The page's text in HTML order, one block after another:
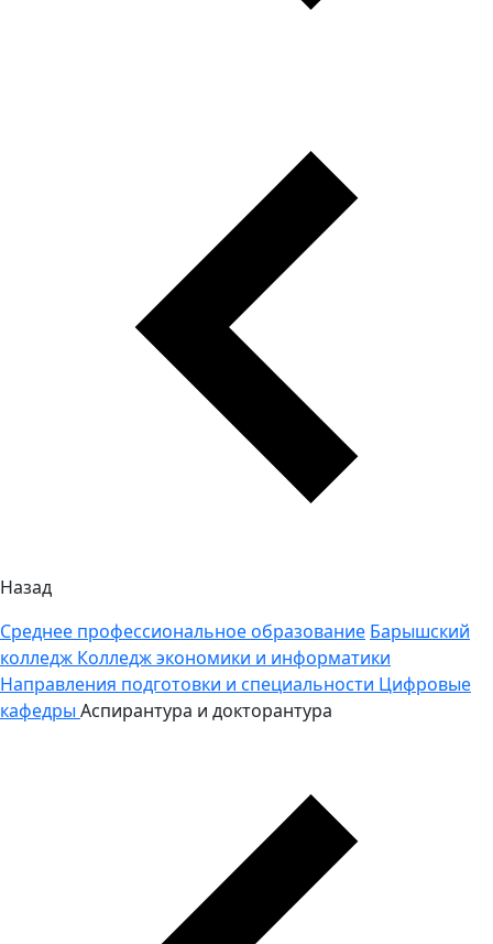
Назад
Среднее профессиональное образование Барышский
колледж Колледж экономики и информатики
Направления подготовки и специальности Цифровые
кафедры Аспирантура и докторантура